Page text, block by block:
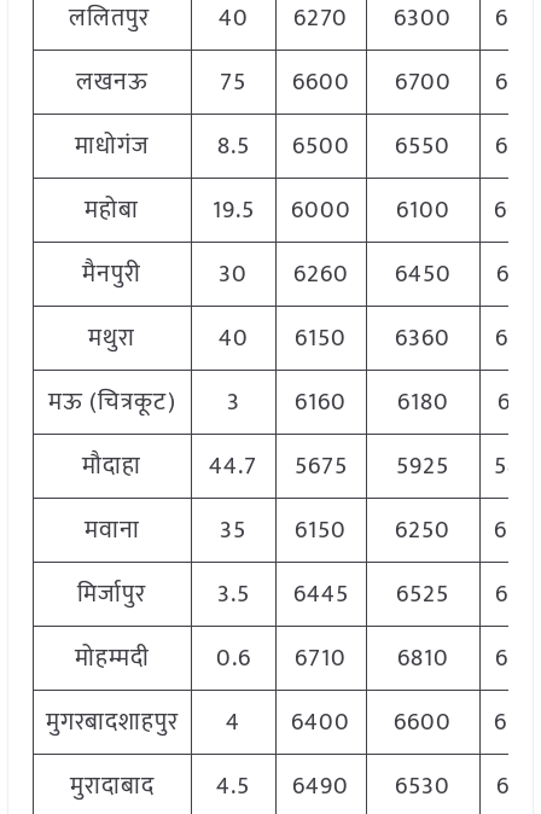
ललितपुर 40 6270 6300
लखनऊ
75 6600 6700
माधोगंज
8.5 6500 6550
महोबा
19.5 6000 6100
मैनपुरी
30 6260 6450
मथुरा
40 6150 6360
मऊ (चित्रकूट)
3 6160 6180
मौदाहा
44.7 5675 5925
मवाना
35 6150 6250
मिर्जापुर
3.5 6445 6525
मोहम्मदी
0.6 6710 6810
मुगरबादशाहपुर
4 6400 6600
मुरादाबाद
4.5 6490 6530